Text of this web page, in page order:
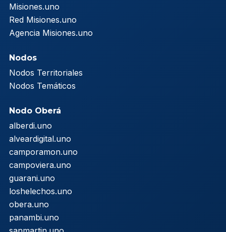
Misiones.uno
Red Misiones.uno
Agencia Misiones.uno
Nodos
Nodos Territoriales
Nodos Temáticos
Nodo Oberá
alberdi.uno
alveardigital.uno
camporamon.uno
campoviera.uno
guarani.uno
loshelechos.uno
obera.uno
panambi.uno